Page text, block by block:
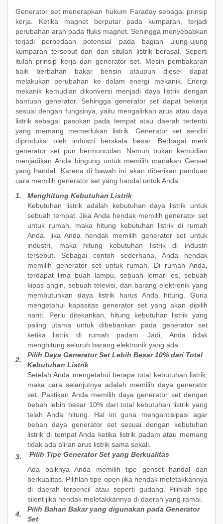
Generator set menerapkan hukum Faraday sebagai prinsip
kerja. Ketika magnet berputar pada kumparan, terjadi
perubahan arah pada fluks magnet. Sehingga menyebabkan
terjadi perbedaan potensial pada bagian ujung-ujung
kumparan tersebut dan dari situlah listrik berasal. Seperti
itulah prinsip kerja dari generator set. Mesin pembakaran
baik berbahan bakar bensin ataupun diesel dapat
melakukan perubahan ke dalam energi mekanik. Energi
mekanik kemudian dikonversi menjadi daya listrik dengan
bantuan generator. Sehingga generator set dapat bekerja
sesuai dengan fungsinya, yaitu mengalirkan arus atau daya
listrik sebagai pasokan pada tempat atau daerah tertentu
yang memang memerlukan listrik. Generator set sendiri
diproduksi oleh industri berskala besar. Berbagai merk
generator set pun bermunculan. Namun bukan kemudian
menjadikan Anda bingung untuk memilih manakan Genset
yang handal. Karena di bawah ini akan diberikan panduan
cara memilih generator set yang handal untuk Anda.
1. Menghitung Kebutuhan Listrik
Kebutuhan listrik adalah kebutuhan daya listrik untuk
sebuah tempat. Jika Anda hendak memilih generator set
untuk rumah, maka hitung kebutuhan listrik di rumah
Anda. jika Anda hendak memilih generator set untuk
industri, maka hitung kebutuhan listrik di industri
tersebut. Sebagai contoh sederhana, Anda hendak
memilih generator set untuk rumah. Di rumah Anda,
terdapat lima buah lampu, sebuah lemari es, sebuah
kipas angin, sebuah televisi, dan barang elektronik yang
membutuhkan daya listrik harus Anda hitung. Guna
mengetahui kapasitas generator set yang akan dipilih
nanti. Perlu ditekankan, hitung kebutuhan listrik yang
paling utama untuk dibebankan pada generator set
ketika listrik di rumah padam. Jadi, Anda tidak
menghitung seluruh barang elektronik yang ada.
2.
Pilih Daya Generator Set Lebih Besar 10% dari Total
Kebutuhan Listrik
Setelah Anda mengetahui berapa total kebutuhan listrik,
maka cara selanjutnya adalah memilih daya generator
set. Pastikan Anda memilih daya generator set dengan
beban lebih besar 10% dari total kebutuhan listrik yang
telah Anda hitung. Hal ini guna mengantisipasi agar
beban daya generator set sesuai dengan kebutuhan
listrik di tempat Anda ketika listrik padam atau memang
tidak ada aliran arus listrik sama sekali.
3.
Pilih Tipe Generator Set yang Berkualitas
Ada baiknya Anda memilih tipe genset handal dan
berkualitas. Pilihlah tipe open jika hendak meletakkannya
di daerah terpencil atau seperti gudang. Pilihlah tipe
silent jika hendak meletakkannya di daerah yang ramai.
4.
Pilih Bahan Bakar yang digunakan pada Generator
Set